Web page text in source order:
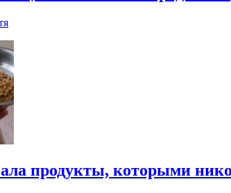
продукты, которыми